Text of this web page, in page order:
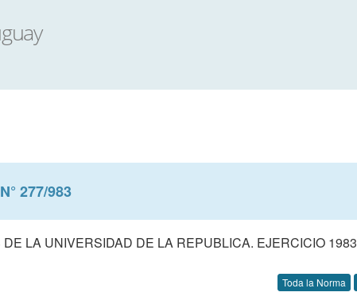
N° 277/983
LA UNIVERSIDAD DE LA REPUBLICA. EJERCICIO 1983
Toda la Norma